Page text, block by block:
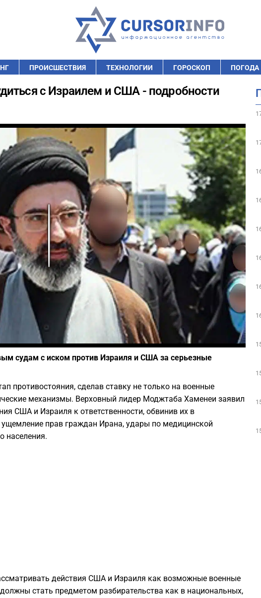
ПРОИСШЕСТВИЯ ТЕХНОЛОГИИ ГОРОСКОП ПОГОДА
с Израилем и США - подробности
Play
Фото: Википедия
судам с иском против Израиля и США за серьезные
противостояния, сделав ставку не только на военные
механизмы. Верховный лидер Моджтаба Хаменеи заявил
США и Израиля к ответственности, обвинив их в
прав граждан Ирана, удары по медицинской
населения.
действия США и Израиля как возможные военные
стать предметом разбирательства как в национальных,